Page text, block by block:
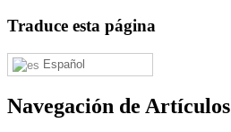
Traduce esta página
Español
Navegación de Artículos